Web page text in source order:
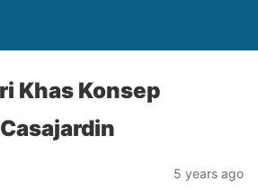
Khas Konsep
5 years ago